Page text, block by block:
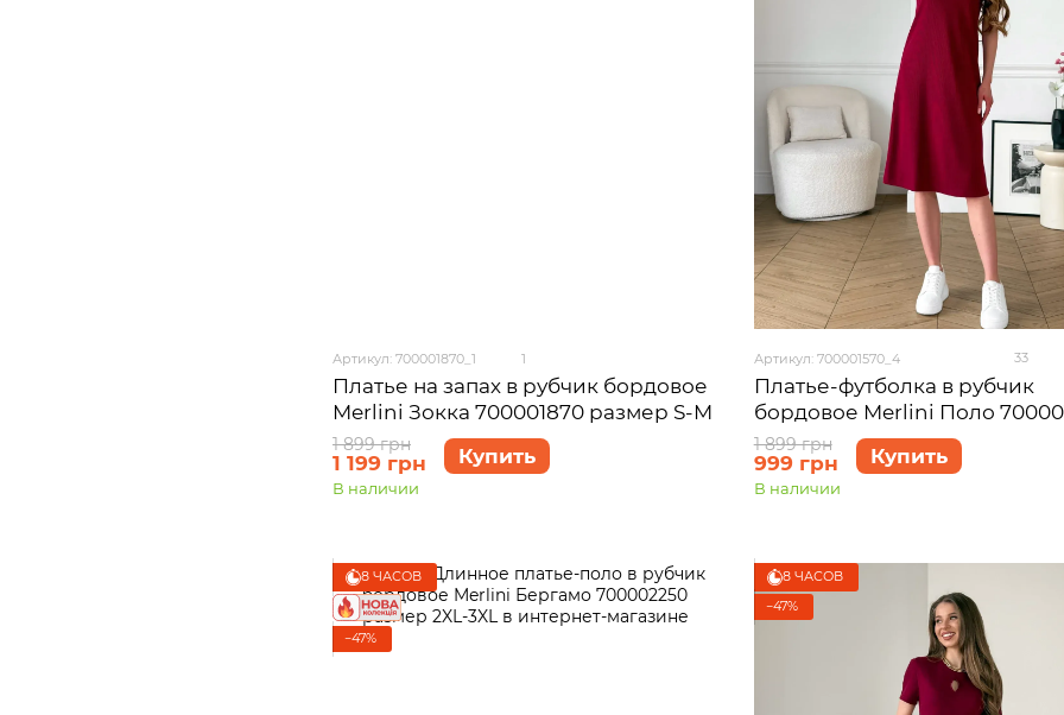
Артикул: 700001870_1 1
Платье на запах в рубчик бордовое
Merlini Зокка 700001870 размер S-M
1 899 грн
1 199 грн Купить
В наличии
Артикул: 700001570_4 33
Платье-футболка в рубчик
бордовое Merlini Поло
размер 4XL-5XL
1 899 грн
999 грн Купить
В наличии
8 ЧАСОВ
−47%
8 ЧАСОВ
−47%